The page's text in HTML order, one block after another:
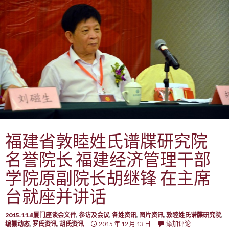
福建省敦睦姓氏谱牒研究院
名誉院长 福建经济管理干部
学院原副院长胡继锋 在主席
台就座并讲话
2015.11.8厦门座谈会文件, 参访及会议, 各姓资讯, 图片资讯, 敦睦姓氏谱牒研究院,
编纂动态, 罗氏资讯, 胡氏资讯 2015 年 12 月 13 日 添加评论